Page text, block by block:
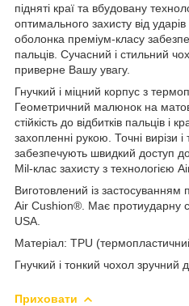
підняті краї та вбудовану
оптимального захисту від
оболонка преміум-класу
пальців. Сучасний і стильний
приверне Вашу увагу.
Гнучкий і міцний корпус з
Геометричний малюнок на
стійкість до відбитків пальців і
захопленні рукою. Точні вирізи і
забезпечують швидкий доступ
Mil-клас захисту з технологією
Виготовлений із
Air Cushion®. Має протиударну
USA.
Матеріал: TPU
Гнучкий і тонкий чохол
Приховати